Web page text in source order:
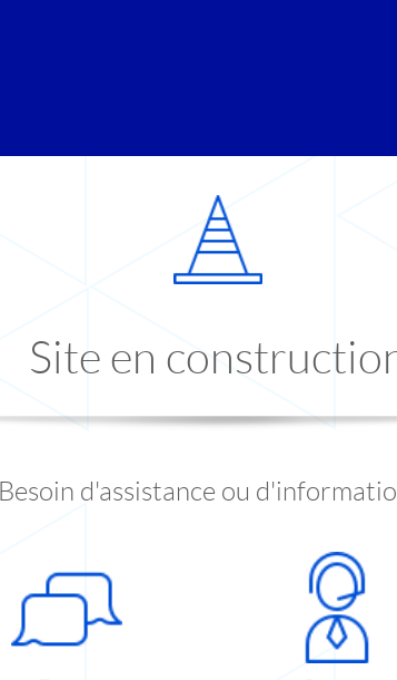
Site en
Besoin d'assistance ou